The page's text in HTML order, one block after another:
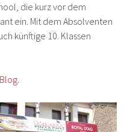
die kurz vor dem
ein. Mit dem Absolventen
künftige 10. Klassen
Blog.